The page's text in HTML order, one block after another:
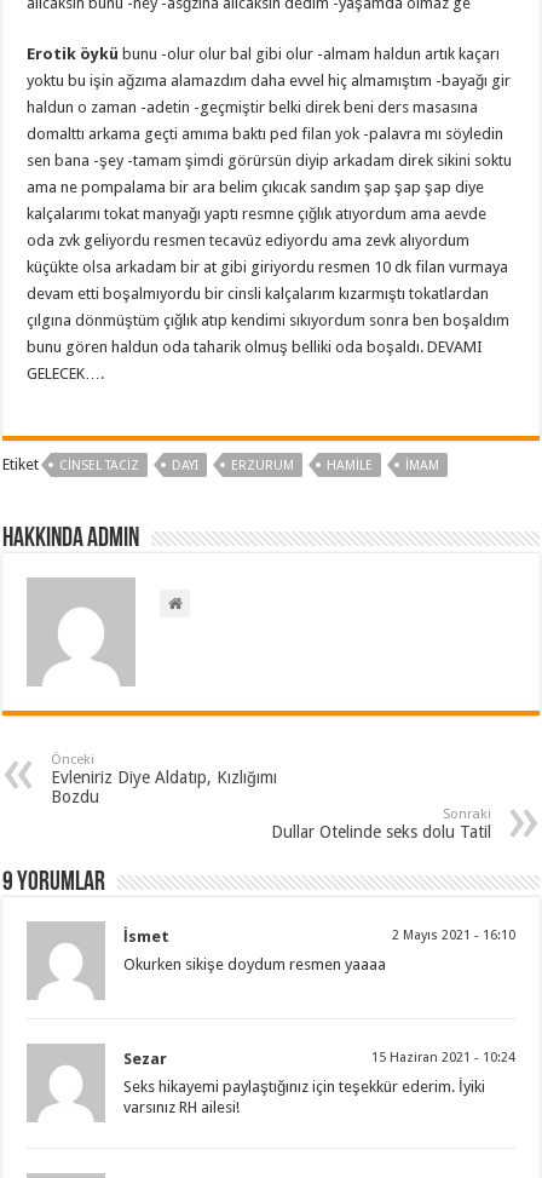
Erotik öykü bunu -olur olur bal gibi olur -almam haldun artık kaçarı
yoktu bu işin ağzıma alamazdım daha evvel hiç almamıştım -bayağı gir
haldun o zaman -adetin -geçmiştir belki direk beni ders masasına
domalttı arkama geçti amıma baktı ped filan yok -palavra mı söyledin
sen bana -şey -tamam şimdi görürsün diyip arkadam direk sikini soktu
ama ne pompalama bir ara belim çıkıcak sandım şap şap şap diye
kalçalarımı tokat manyağı yaptı resmne çığlık atıyordum ama aevde
oda zvk geliyordu resmen tecavüz ediyordu ama zevk alıyordum
küçükte olsa arkadam bir at gibi giriyordu resmen 10 dk filan vurmaya
devam etti boşalmıyordu bir cinsli kalçalarım kızarmıştı tokatlardan
çılgına dönmüştüm çığlık atıp kendimi sıkıyordum sonra ben boşaldım
bunu gören haldun oda taharik olmuş belliki oda boşaldı. DEVAMI
GELECEK….
Etiket CINSEL TACIZ DAYI ERZURUM HAMILE IMAM
Hakkında admin
Önceki
Evleniriz Diye Aldatıp, Kızlığımı
Bozdu
Sonraki
Dullar Otelinde seks dolu Tatil
9 Yorumlar
İsmet 2 Mayıs 2021 - 16:10
Okurken sikişe doydum resmen yaaaa
Sezar 15 Haziran 2021 - 10:24
Seks hikayemi paylaştığınız için teşekkür ederim. İyiki
varsınız RH ailesi!